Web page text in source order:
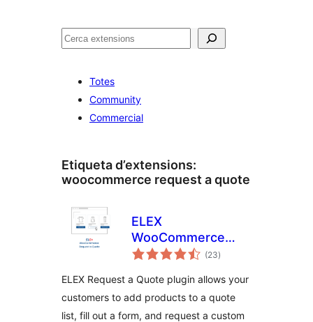
Cerca
Totes
Community
Commercial
Etiqueta d’extensions:
woocommerce request a quote
ELEX
WooCommerce
Request a Quote
(23puntuacions
totals
)
ELEX Request a Quote plugin allows your
customers to add products to a quote
list, fill out a form, and request a custom